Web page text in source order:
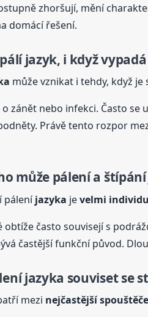
zhoršují, mění
domácí řešení.
jazyk, i když
může vznikat i tehdy, když je
o zánět nebo infekci. Často
Právě tento rozpor
může pálení a štípání
páleníjazyka jevelmi
obtíže často souvisejí s
častější funkční původ.
jazyka souviset se
mezi nejčastější spouštěče